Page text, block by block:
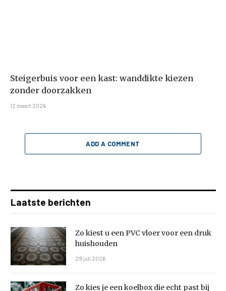
Steigerbuis voor een kast: wanddikte kiezen
zonder doorzakken
12 maart 2026
ADD A COMMENT
Laatste berichten
Zo kiest u een PVC vloer voor een druk
huishouden
29 juli 2026
Zo kies je een koelbox die echt past bij